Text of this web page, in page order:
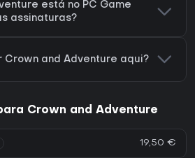
está no PC Game
assinaturas?
Crown and Adventure aqui?
Crown and Adventure
19,50 €